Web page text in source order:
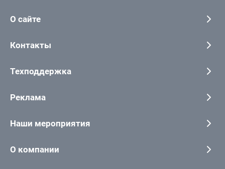
О сайте
Контакты
Техподдержка
Реклама
Наши мероприятия
О компании